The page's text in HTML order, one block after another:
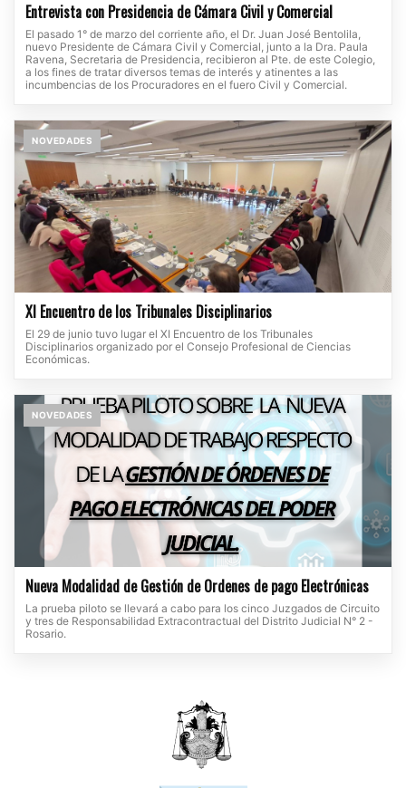
Entrevista con Presidencia de Cámara Civil y Comercial
El pasado 1° de marzo del corriente año, el Dr. Juan José Bentolila,
nuevo Presidente de Cámara Civil y Comercial, junto a la Dra. Paula
Ravena, Secretaria de Presidencia, recibieron al Pte. de este Colegio,
a los fines de tratar diversos temas de interés y atinentes a las
incumbencias de los Procuradores en el fuero Civil y Comercial.
NOVEDADES
XI Encuentro de los Tribunales Disciplinarios
El 29 de junio tuvo lugar el XI Encuentro de los Tribunales
Disciplinarios organizado por el Consejo Profesional de Ciencias
Económicas.
NOVEDADES
Nueva Modalidad de Gestión de Ordenes de pago Electrónicas
La prueba piloto se llevará a cabo para los cinco Juzgados de Circuito
y tres de Responsabilidad Extracontractual del Distrito Judicial N° 2 -
Rosario.